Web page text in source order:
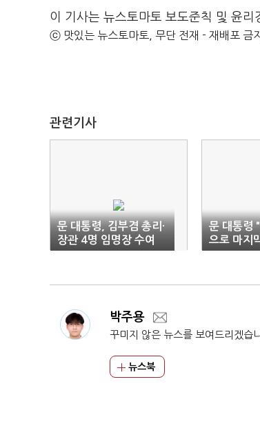
이 기사는 뉴스토마토 보도준칙 및 윤리
ⓒ 맛있는 뉴스토마토, 무단 전재 - 재배포 금지
관련기사
문 대통령, 김부겸 총리·
장관 4명 임명장 수여
문 대통령
으로 마지
달라"
박주용
꾸미지 않은 뉴스를 보여드리겠습
뉴스북